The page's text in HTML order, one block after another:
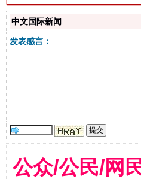
中文国际新闻
发表感言：
公众/公民/网